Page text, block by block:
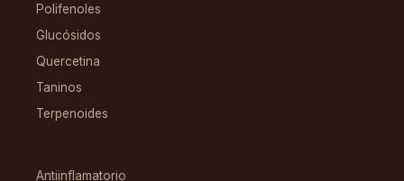
Polifenoles
Glucósidos
Quercetina
Taninos
Terpenoides
Antiinflamatorio